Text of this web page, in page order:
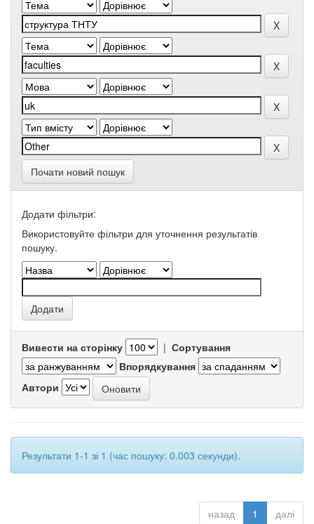
Почати новий пошук
Додати фільтри:
Використовуйте фільтри для уточнення результатів
пошуку.
Вивести на сторінку | Сортування
Впорядкування
Автори
Результати 1-1 зі 1 (час пошуку: 0.003 секунди).
назад 1 далі